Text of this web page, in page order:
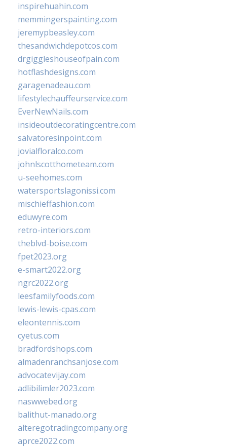
inspirehuahin.com
memmingerspainting.com
jeremypbeasley.com
thesandwichdepotcos.com
drgiggleshouseofpain.com
hotflashdesigns.com
garagenadeau.com
lifestylechauffeurservice.com
EverNewNails.com
insideoutdecoratingcentre.com
salvatoresinpoint.com
jovialfloralco.com
johnlscotthometeam.com
u-seehomes.com
watersportslagonissi.com
mischieffashion.com
eduwyre.com
retro-interiors.com
theblvd-boise.com
fpet2023.org
e-smart2022.org
ngrc2022.org
leesfamilyfoods.com
lewis-lewis-cpas.com
eleontennis.com
cyetus.com
bradfordshops.com
almadenranchsanjose.com
advocatevijay.com
adlibilimler2023.com
naswwebed.org
balithut-manado.org
alteregotradingcompany.org
aprce2022.com